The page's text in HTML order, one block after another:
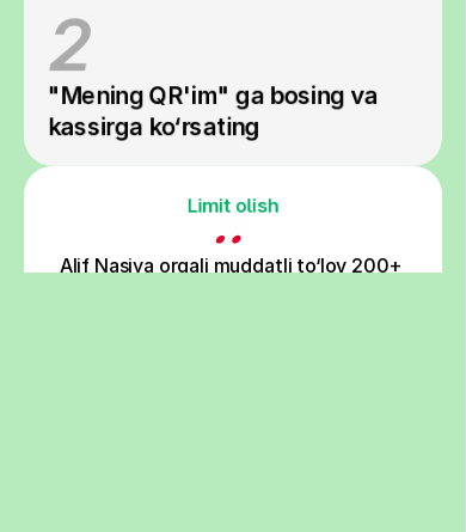
Limit olish
2
"Mening QR'im" ga bosing va
kassirga ko‘rsating
Alif Nasiya orqali muddatli to‘lov 200+